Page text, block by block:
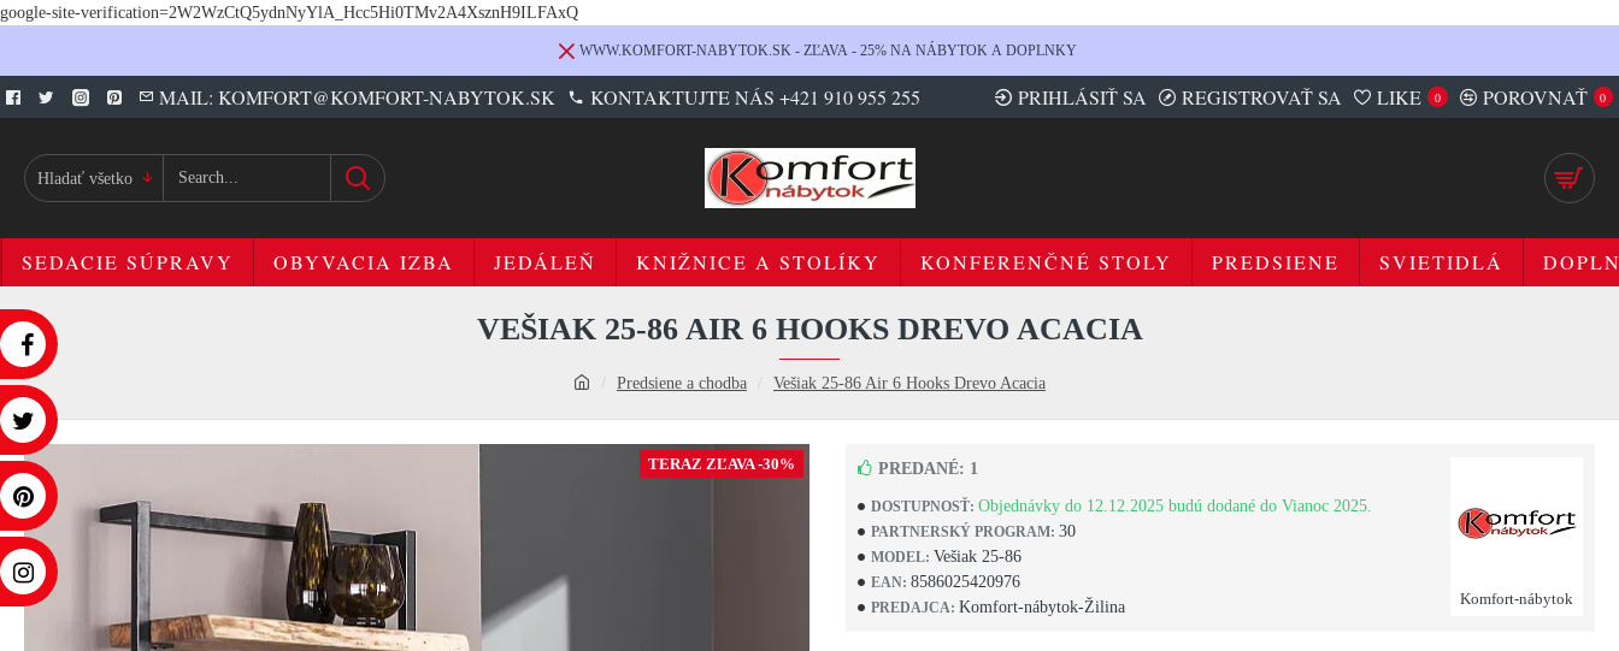
google-site-verification=2W2WzCtQ5ydnNyYlA_Hcc5Hi0TMv2A4XsznH9ILFAxQ
WWW.KOMFORT-NABYTOK.SK - ZĽAVA - 25% NA NÁBYTOK A DOPLNKY
MAIL: KOMFORT@KOMFORT-NABYTOK.SK KONTAKTUJTE NÁS +421 910 955 255 PRIHLÁSIŤ SA REGISTROVAŤ SA LIKE 0 POROVNAŤ 0
Hladať všetko
SEDACIE SÚPRAVY OBYVACIA IZBA JEDÁLEŇ KNIŽNICE A STOLÍKY KONFERENČNÉ STOLY PREDSIENE SVIETIDLÁ
Predsiene a chodba Vešiak 25-86 Air 6 Hooks Drevo Acacia
VEŠIAK 25-86 AIR 6 HOOKS DREVO ACACIA
TERAZ ZĽAVA -30%
DOSTUPNOSŤ: Objednávky do 12.12.2025 budú dodané do Vianoc 2025.
PARTNERSKÝ PROGRAM: 30
MODEL: Vešiak 25-86
EAN: 8586025420976
PREDAJCA: Komfort-nábytok-Žilina Komfort-nábytok
PREDANÉ: 1